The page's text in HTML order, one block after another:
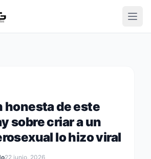
honesta de este
sobre criar a un
lo hizo viral
22 junio, 2026